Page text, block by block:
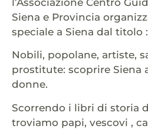
Siena e Provincia
speciale a Siena dal titolo :
Nobili, popolane, artiste,
prostitute: scoprire Siena
donne.
Scorrendo i libri di storia
troviamo papi, vescovi ,